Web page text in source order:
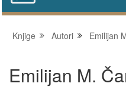
Knjige Autori Emilijan
Emilijan M.